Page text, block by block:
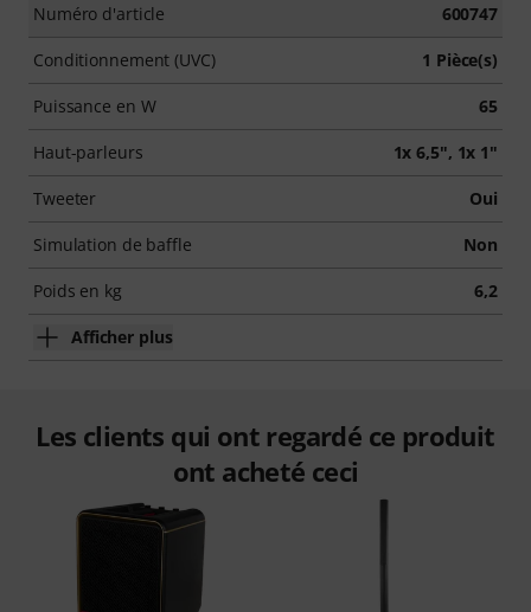
Numéro d'article 600747
Conditionnement (UVC) 1 Pièce(s)
Puissance en W 65
Haut-parleurs 1x 6,5", 1x 1"
Tweeter Oui
Simulation de baffle Non
Poids en kg 6,2
Afficher plus
Les clients qui ont regardé ce produit
ont acheté ceci